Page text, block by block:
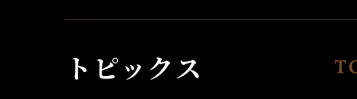
トピックス